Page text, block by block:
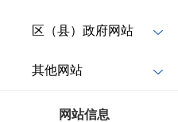
区（县）政府网站
其他网站
网站信息